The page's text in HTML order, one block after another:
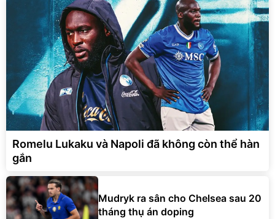
Romelu Lukaku và Napoli đã không còn thể hàn
gắn
Mudryk ra sân cho Chelsea sau 20
tháng thụ án doping